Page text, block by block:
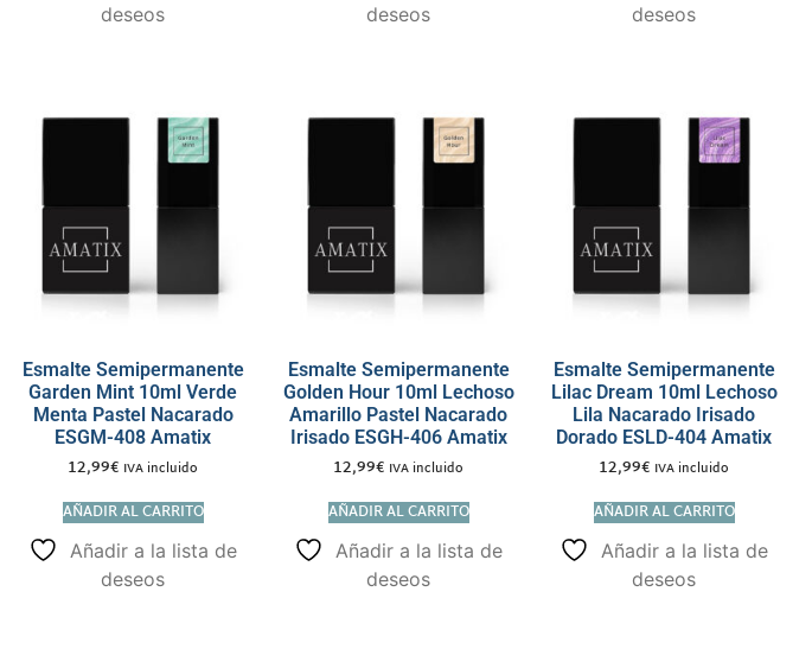
deseos
deseos
deseos
Esmalte Semipermanente
Garden Mint 10ml Verde
Menta Pastel Nacarado
ESGM-408 Amatix
12,99€ IVA incluido
AÑADIR AL CARRITO
Añadir a la lista de
deseos
Esmalte Semipermanente
Golden Hour 10ml Lechoso
Amarillo Pastel Nacarado
Irisado ESGH-406 Amatix
12,99€ IVA incluido
AÑADIR AL CARRITO
Añadir a la lista de
deseos
Esmalte Semipermanente
Lilac Dream 10ml Lechoso
Lila Nacarado Irisado
Dorado ESLD-404 Amatix
12,99€ IVA incluido
AÑADIR AL CARRITO
Añadir a la lista de
deseos